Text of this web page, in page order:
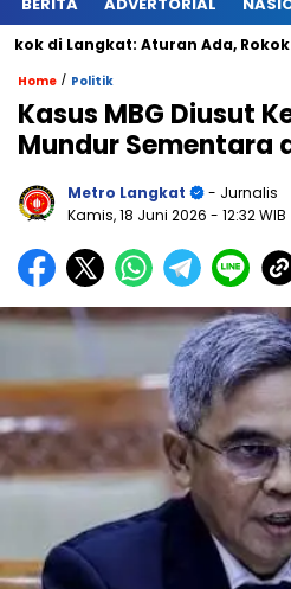
BERITA ADVERTORIAL
Aturan Ada, Rokok Tetap
Home / Politik
Kasus MBG Diusut
Mundur Sementara
Metro Langkat
- Jurnalis
Kamis, 18 Juni 2026 - 12:32 WIB